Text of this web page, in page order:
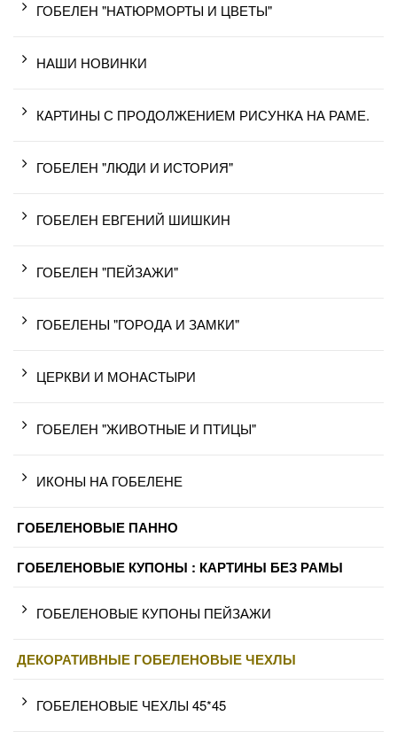
ГОБЕЛЕН "НАТЮРМОРТЫ И ЦВЕТЫ"
НАШИ НОВИНКИ
КАРТИНЫ С ПРОДОЛЖЕНИЕМ РИСУНКА НА РАМЕ.
ГОБЕЛЕН "ЛЮДИ И ИСТОРИЯ"
ГОБЕЛЕН ЕВГЕНИЙ ШИШКИН
ГОБЕЛЕН "ПЕЙЗАЖИ"
ГОБЕЛЕНЫ "ГОРОДА И ЗАМКИ"
ЦЕРКВИ И МОНАСТЫРИ
ГОБЕЛЕН "ЖИВОТНЫЕ И ПТИЦЫ"
ИКОНЫ НА ГОБЕЛЕНЕ
ГОБЕЛЕНОВЫЕ ПАННО
ГОБЕЛЕНОВЫЕ КУПОНЫ : КАРТИНЫ БЕЗ РАМЫ
ГОБЕЛЕНОВЫЕ КУПОНЫ ПЕЙЗАЖИ
ДЕКОРАТИВНЫЕ ГОБЕЛЕНОВЫЕ ЧЕХЛЫ
ГОБЕЛЕНОВЫЕ ЧЕХЛЫ 45*45